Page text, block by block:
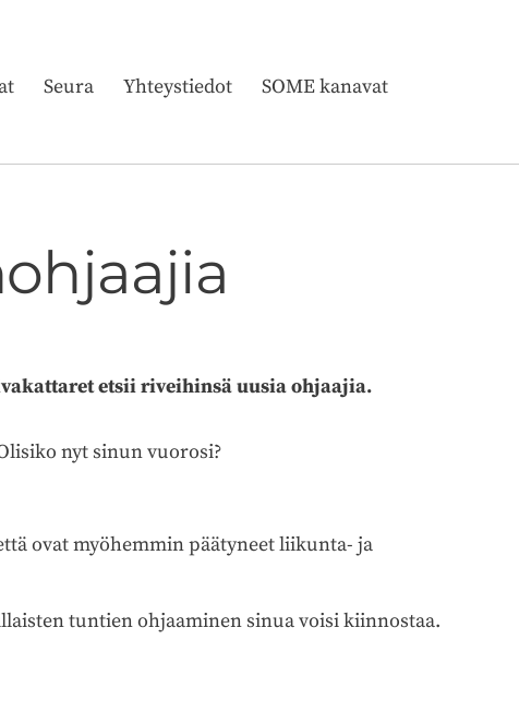
Seura Yhteystiedot SOME kanavat
etsii riveihinsä uusia ohjaajia.
nyt sinun vuorosi?
ovat myöhemmin päätyneet liikunta- ja
tuntien ohjaaminen sinua voisi kiinnostaa.